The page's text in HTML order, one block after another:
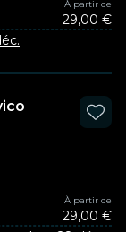
À partir de
29,00 €
À partir de
29,00 €